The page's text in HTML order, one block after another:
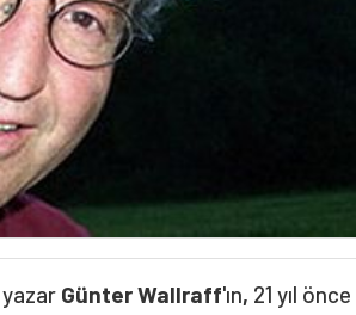
Günter Wallraff'ın, 21 yıl